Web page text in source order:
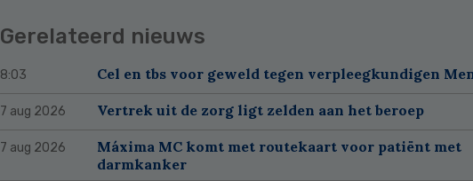
Gerelateerd nieuws
8:03 Cel en tbs voor geweld tegen verpleegkundigen
7 aug 2026 Vertrek uit de zorg ligt zelden aan het beroep
7 aug 2026
Máxima MC komt met routekaart voor patiënt met
darmkanker